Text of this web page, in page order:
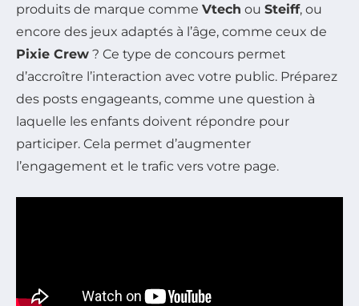
produits de marque comme Vtech ou Steiff, ou
encore des jeux adaptés à l’âge, comme ceux de
Pixie Crew ? Ce type de concours permet
d’accroître l’interaction avec votre public. Préparez
des posts engageants, comme une question à
laquelle les enfants doivent répondre pour
participer. Cela permet d’augmenter
l’engagement et le trafic vers votre page.